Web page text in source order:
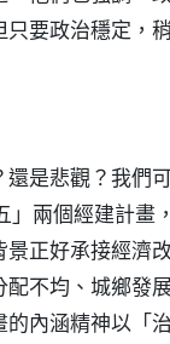
要政治穩定，
是悲觀？我們
兩個經建計
正好承接經濟
不均、城鄉發
內涵精神以「